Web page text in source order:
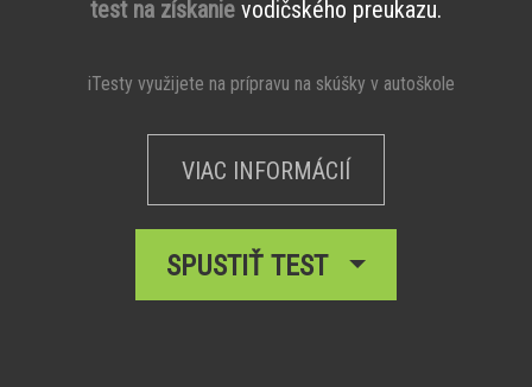
test na získanie vodičského preukazu.
iTesty využijete na prípravu na skúšky v autoškole
VIAC INFORMÁCIÍ
SPUSTIŤ TEST